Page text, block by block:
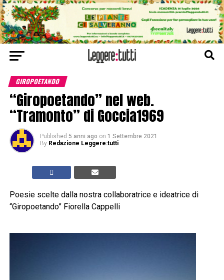
GIROPOETANDO
“Giropoetando” nel web.
“Tramonto” di Goccia1969
Published 5 anni ago on 1 Settembre 2021
By Redazione Leggere:tutti
Poesie scelte dalla nostra collaboratrice e ideatrice di
“Giropoetando” Fiorella Cappelli